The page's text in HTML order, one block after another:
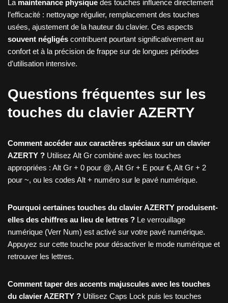
La maintenance physique des touches influence directement
l’efficacité : nettoyage régulier, remplacement des touches
usées, ajustement de la hauteur du clavier. Ces aspects
souvent négligés contribuent pourtant significativement au
confort et à la précision de frappe sur de longues périodes
d’utilisation intensive.
Questions fréquentes sur les
touches du clavier AZERTY
Comment accéder aux caractères spéciaux sur un clavier
AZERTY ? Utilisez Alt Gr combiné avec les touches
appropriées : Alt Gr + 0 pour @, Alt Gr + E pour €, Alt Gr + 2
pour ~, ou les codes Alt + numéro sur le pavé numérique.
Pourquoi certaines touches du clavier AZERTY produisent-
elles des chiffres au lieu de lettres ? Le verrouillage
numérique (Verr Num) est activé sur votre pavé numérique.
Appuyez sur cette touche pour désactiver le mode numérique et
retrouver les lettres.
Comment taper des accents majuscules avec les touches
du clavier AZERTY ? Utilisez Caps Lock puis les touches